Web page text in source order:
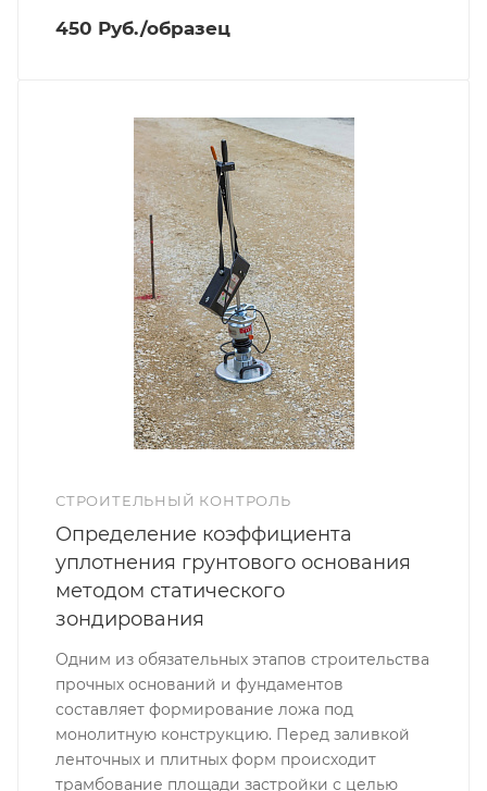
450 Руб./образец
СТРОИТЕЛЬНЫЙ КОНТРОЛЬ
Определение коэффициента
уплотнения грунтового основания
методом статического
зондирования
Одним из обязательных этапов строительства
прочных оснований и фундаментов
составляет формирование ложа под
монолитную конструкцию. Перед заливкой
ленточных и плитных форм происходит
трамбование площади застройки с целью